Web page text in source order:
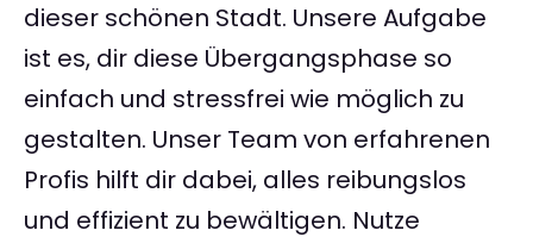
dieser schönen Stadt. Unsere Aufgabe
ist es, dir diese Übergangsphase so
einfach und stressfrei wie möglich zu
gestalten. Unser Team von erfahrenen
Profis hilft dir dabei, alles reibungslos
und effizient zu bewältigen. Nutze